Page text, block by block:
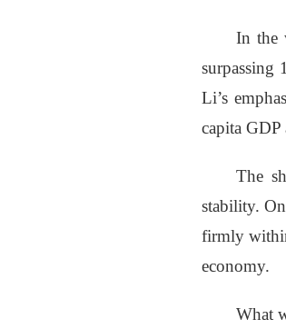
In the
surpassing
Li’s
capita
The
stability.
firmly
economy.
What